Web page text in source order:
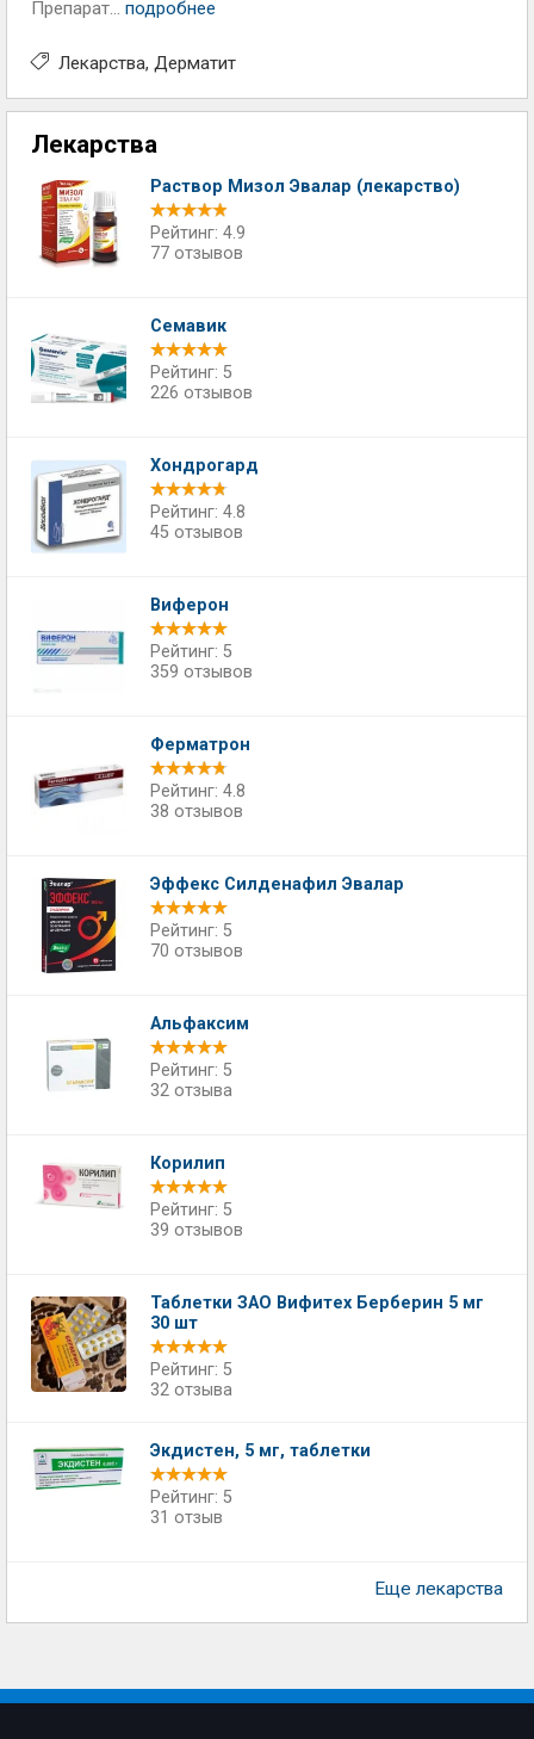
Препарат... подробнее
Лекарства Дерматит
Лекарства
Раствор Мизол Эвалар (лекарство)
Рейтинг: 4.9
77 отзывов
Семавик
Рейтинг: 5
226 отзывов
Хондрогард
Рейтинг: 4.8
45 отзывов
Виферон
Рейтинг: 5
359 отзывов
Ферматрон
Рейтинг: 4.8
38 отзывов
Эффекс Силденафил Эвалар
Рейтинг: 5
70 отзывов
Альфаксим
Рейтинг: 5
32 отзыва
Корилип
Рейтинг: 5
39 отзывов
Таблетки ЗАО Вифитех Берберин 5 мг
30 шт
Рейтинг: 5
32 отзыва
Экдистен, 5 мг, таблетки
Рейтинг: 5
31 отзыв
Еще лекарства